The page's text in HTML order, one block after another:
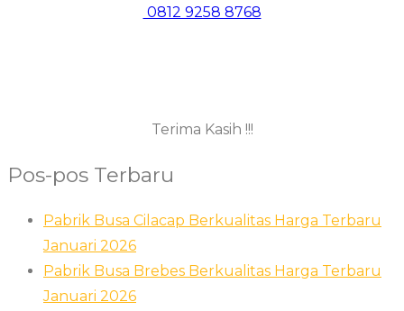
0812 9258 8768
Terima Kasih !!!
Pos-pos Terbaru
Pabrik Busa Cilacap Berkualitas Harga Terbaru
Januari 2026
Pabrik Busa Brebes Berkualitas Harga Terbaru
Januari 2026